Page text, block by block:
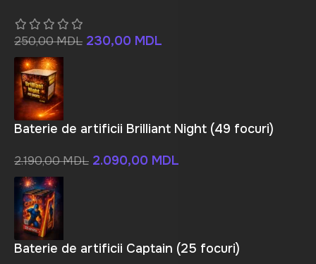
250,00MDL 230,00 MDL
Baterie de artificii Brilliant Night (49 focuri)
2.190,00MDL 2.090,00 MDL
Baterie de artificii Captain (25 focuri)